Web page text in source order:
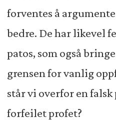
forventes å
bedre. De har likevel
patos, som også
grensen for vanlig
står vi overfor en
forfeilet profet?